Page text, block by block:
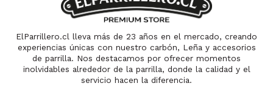
ElParrillero.cl lleva más de 23 años en el mercado, creando
experiencias únicas con nuestro carbón, Leña y accesorios
de parrilla. Nos destacamos por ofrecer momentos
inolvidables alrededor de la parrilla, donde la calidad y el
servicio hacen la diferencia.